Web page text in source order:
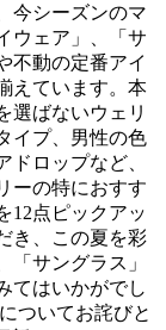
今シーズンのマ
ウェア」、「サ
不動の定番アイ
えています。本
選ばないウェリ
イプ、男性の色
ドロップなど、
ーの特におすす
12点ピックアッ
き、この夏を彩
「サングラス」
てはいかがでし
ついてお詫びと